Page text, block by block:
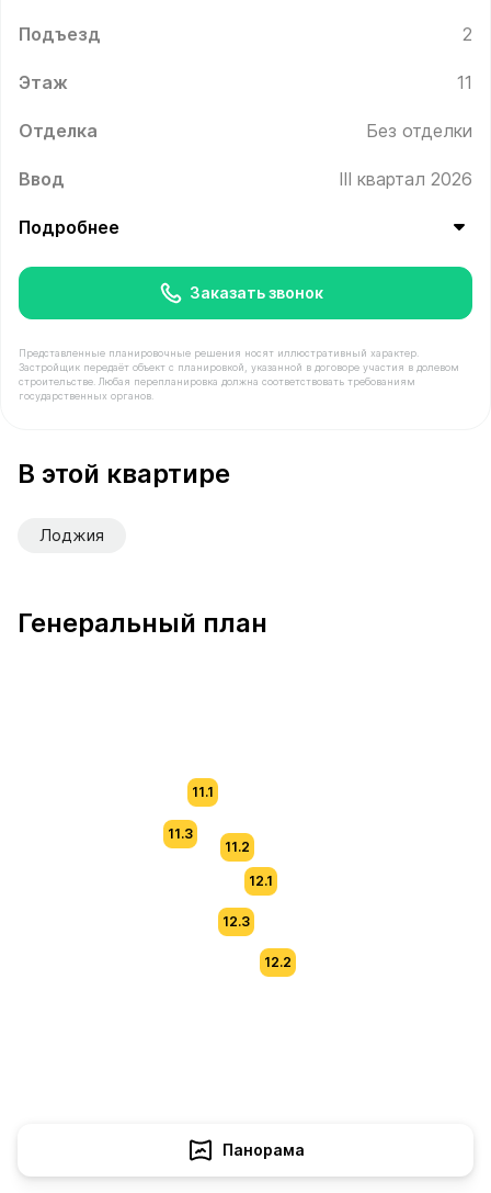
Подъезд 2
Этаж 11
Отделка Без отделки
Ввод III квартал 2026
Подробнее
Заказать звонок
Представленные планировочные решения носят иллюстративный характер.
Застройщик передаёт объект с планировкой, указанной в договоре участия в долевом
строительстве. Любая перепланировка должна соответствовать требованиям
государственных органов.
В этой квартире
Лоджия
Генеральный план
11.3
11.1
11.2
12.1
12.2
12.3
Панорама